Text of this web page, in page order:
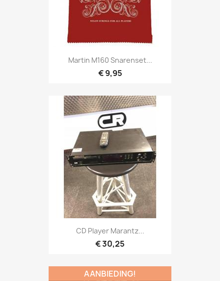
 Snel bekijken
Martin M160 Snarenset...
€ 9,95
Snel bekijken
CD Player Marantz...
€ 30,25
AANBIEDING!